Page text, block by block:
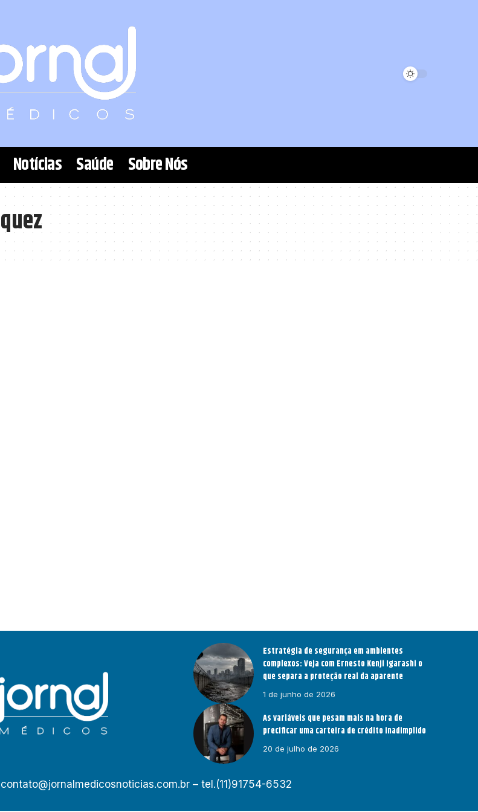
Notícias Saúde Sobre Nós
Estratégia de segurança em ambientes
complexos: Veja com Ernesto Kenji Igarashi o
que separa a proteção real da aparente
1 de junho de 2026
As variáveis que pesam mais na hora de
precificar uma carteira de crédito inadimplido
20 de julho de 2026
contato@jornalmedicosnoticias.com.br– tel.(11)91754-6532